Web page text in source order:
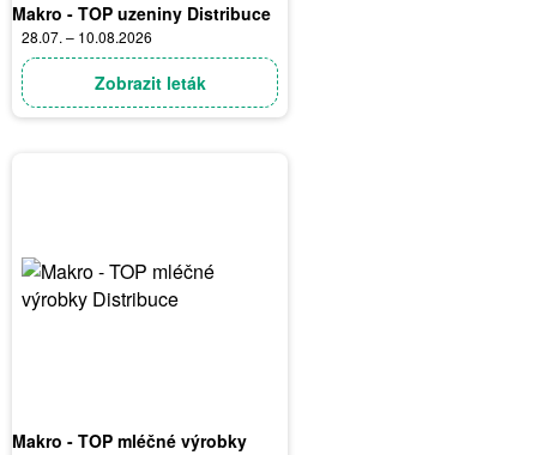
Makro - TOP uzeniny Distribuce
28.07. – 10.08.2026
Zobrazit leták
Makro - TOP mléčné výrobky